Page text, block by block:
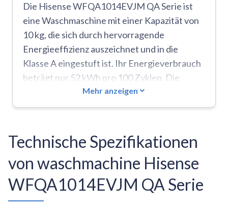
Die Hisense WFQA1014EVJM QA Serie ist
eine Waschmaschine mit einer Kapazität von
10 kg, die sich durch hervorragende
Energieeffizienz auszeichnet und in die
Klasse A eingestuft ist. Ihr Energieverbrauch
beträgt nur 52 kWh pro 100 Zyklen. Die
PowerJet-Technologie sorgt für einen
starken Wasserstrahl, der das Waschmittel
System für eine gründliche Reinigung sorgt.
Der Inverter-Motor und die niedrige
Geräuschentwicklung von 72 dB während des
Schleuderns sind ebenfalls bemerkenswerte
Merkmale. Die Selbstdiagnosefunktion hilft
Mehr anzeigen
Technische Spezifikationen
von waschmachine Hisense
WFQA1014EVJM QA Serie